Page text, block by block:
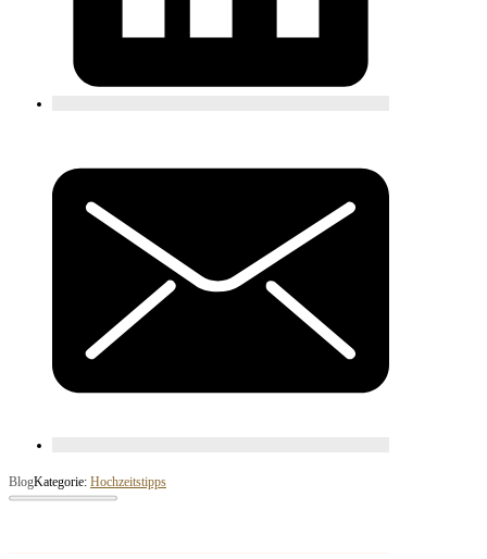
BlogKategorie: Hochzeitstipps